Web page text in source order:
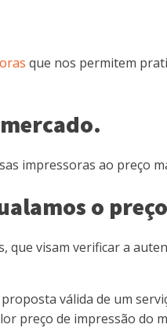
que nos permitem
impressoras ao preço
o
visam verificar a
válida de um
preço de impressão do